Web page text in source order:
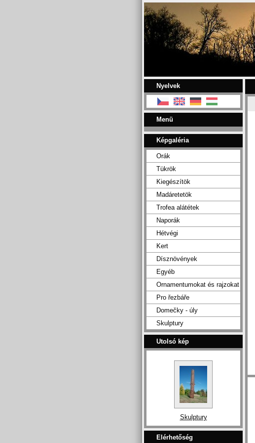
Nyelvek
Menü
Képgaléria
Orák
Tükrök
Kiegészítök
Madáretetök
Trofea alátétek
Naporák
Hétvégi
Kert
Dísznövények
Egyéb
Ornamentumokat és rajzokat
Pro řezbáře
Domečky - úly
Skulptury
Utolsó kép
Skulptury
Elérhetőség